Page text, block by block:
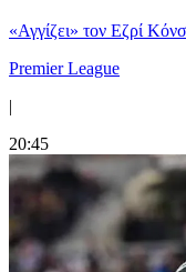
«Αγγίζει» τον Εζρί
Premier League
|
20:45